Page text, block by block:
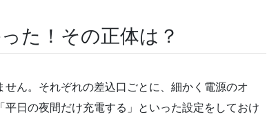
た！その正体は？
ん。それぞれの差込口ごとに、細かく電源のオ
日の夜間だけ充電する」といった設定をしておけ